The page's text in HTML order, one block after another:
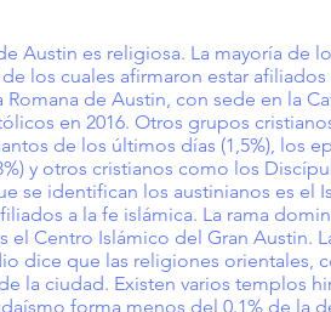
Austin es religiosa. La mayoría de
los cuales afirmaron estar
de Austin, con sede en la
en 2016. Otros grupos
de los últimos días (1,5%), los
y otros cristianos como los
se identifican los austinianos es el
a la fe islámica. La rama
el Centro Islámico del Gran Austin.
dice que las religiones orientales,
la ciudad. Existen varios templos
forma menos del 0.1% de la